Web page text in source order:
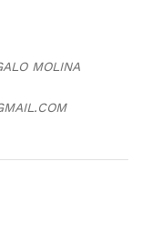
MOLINA